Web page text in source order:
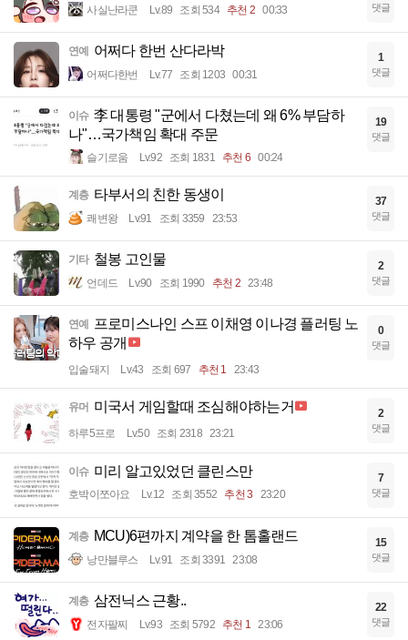
사실난라쿤 Lv.89 조회 534 추천 2 00:33 댓글
연예 어쩌다 한번 산다라박
어쩌다한번 Lv.77 조회 1203 00:31
1
댓글
이슈 李 대통령 "군에서 다쳤는데 왜 6% 부담하
나"…국가책임 확대 주문
슬기로움 Lv.92 조회 1831 추천 6 00:24
19
댓글
계층 타부서의 친한 동생이
쾌변왕 Lv.91 조회 3359 23:53
37
댓글
기타 철봉 고인물
언데드 Lv.90 조회 1990 추천 2 23:48
2
댓글
연예 프로미스나인 스프 이채영 이나경 플러팅 노
하우 공개
입술돼지 Lv.43 조회 697 추천 1 23:43
0
댓글
유머 미국서 게임할때 조심해야하는거
하루5프로 Lv.50 조회 2318 23:21
2
댓글
이슈 미리 알고있었던 클린스만
호박이쪼아요 Lv.12 조회 3552 추천 3 23:20
7
댓글
계층 MCU)6편까지 계약을 한 톰홀랜드
낭만블루스 Lv.91 조회 3391 23:08
15
댓글
계층 삼전닉스 근황..
전자팔찌 Lv.93 조회 5792 추천 1 23:06
22
댓글